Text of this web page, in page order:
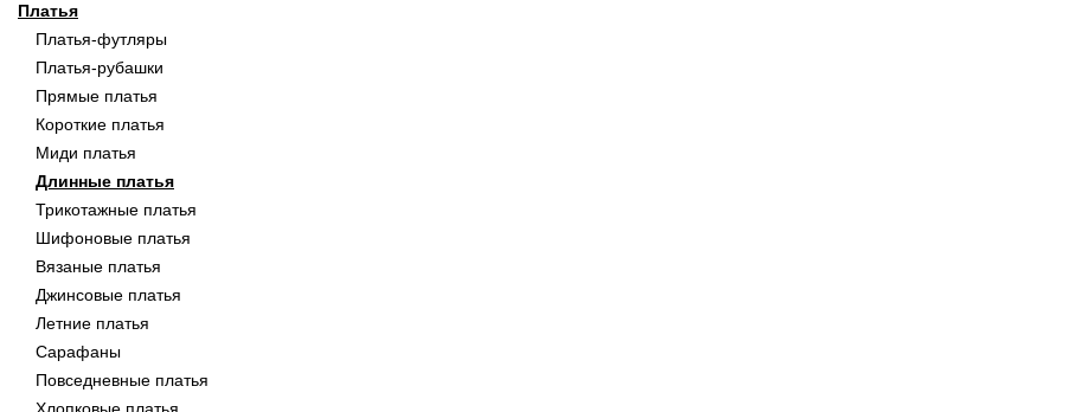
Платья
Платья-футляры
Платья-рубашки
Прямые платья
Короткие платья
Миди платья
Длинные платья
Трикотажные платья
Шифоновые платья
Вязаные платья
Джинсовые платья
Летние платья
Сарафаны
Повседневные платья